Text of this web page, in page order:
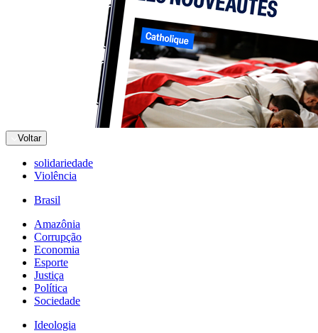
Voltar
solidariedade
Violência
Brasil
Amazônia
Corrupção
Economia
Esporte
Justiça
Política
Sociedade
Ideologia